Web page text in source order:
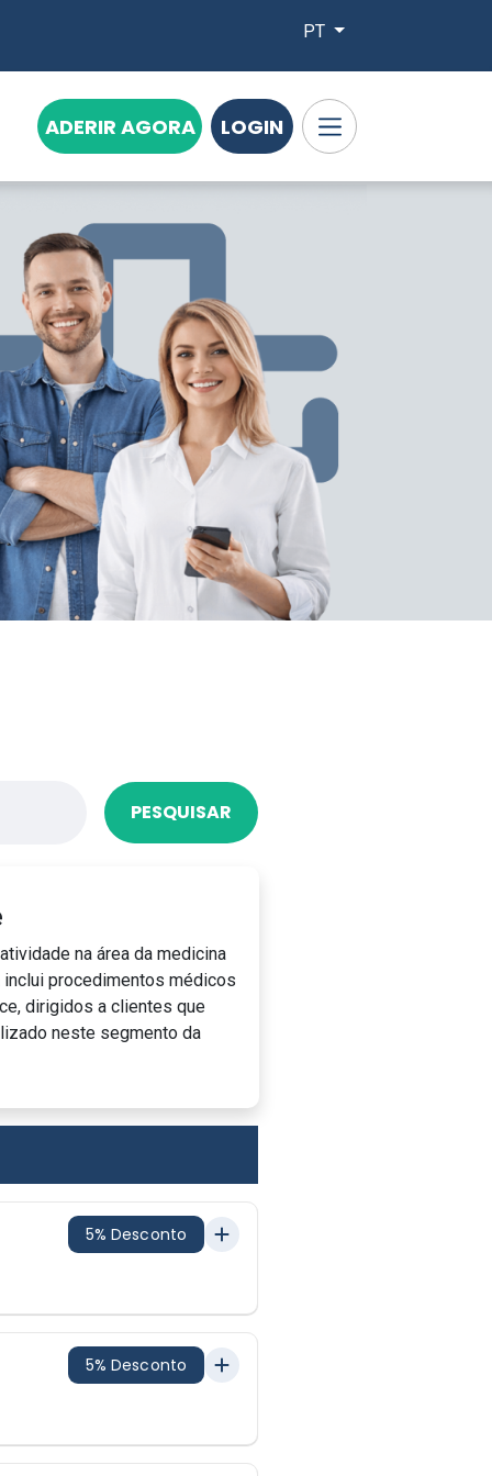
PT
ADERIR AGORA LOGIN
PESQUISAR
na área da medicina
procedimentos médicos
dirigidos a clientes que
neste segmento da
5% Desconto
5% Desconto